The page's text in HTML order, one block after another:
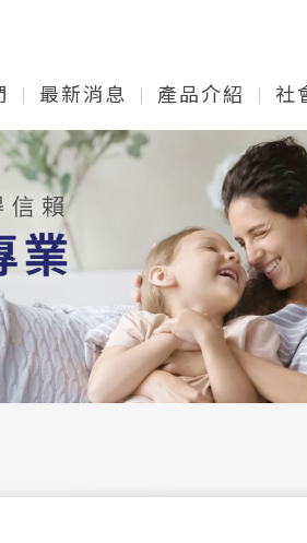
最新消息 產品介紹 社